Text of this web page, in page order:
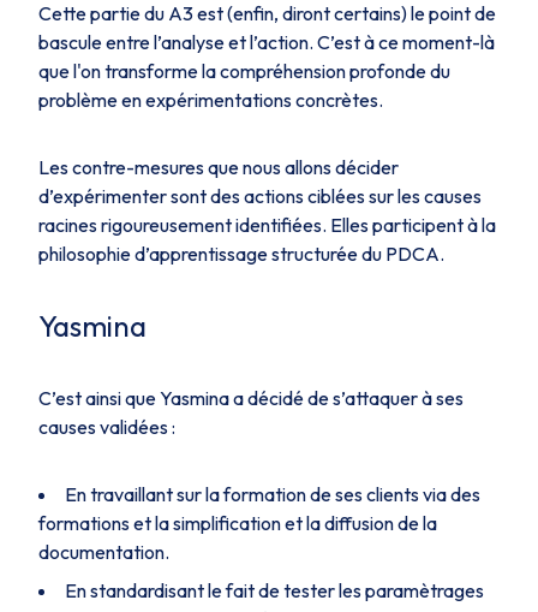
Cette partie du A3 est (enfin, diront certains) le point de
bascule entre l’analyse et l’action. C’est à ce moment-là
que l'on transforme la compréhension profonde du
problème en expérimentations concrètes.
Les contre-mesures que nous allons décider
d’expérimenter sont des actions ciblées sur les causes
racines rigoureusement identifiées. Elles participent à la
philosophie d’apprentissage structurée du PDCA.
Yasmina
C’est ainsi que Yasmina a décidé de s’attaquer à ses
causes validées :
En travaillant sur la formation de ses clients via des
formations et la simplification et la diffusion de la
documentation.
En standardisant le fait de tester les paramètrages